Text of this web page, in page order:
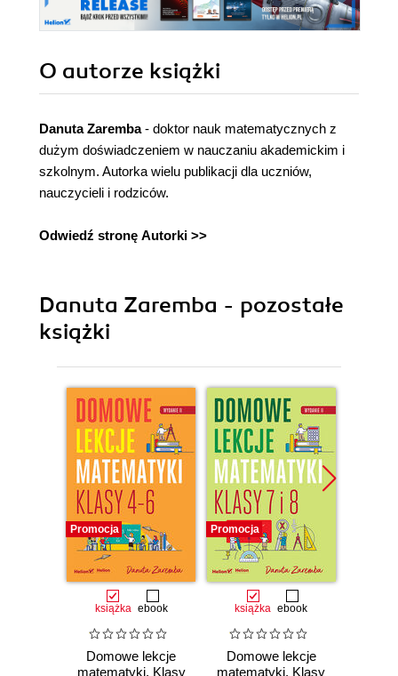
O autorze książki
Danuta Zaremba- doktor nauk matematycznych z
dużym doświadczeniem w nauczaniu akademickim i
szkolnym. Autorka wielu publikacji dla uczniów,
nauczycieli i rodziców.
Odwiedź stronę Autorki >>
Danuta Zaremba - pozostałe
książki
Promocja
książka ebook
Domowe lekcje
matematyki. Klasy
Promocja
książka ebook
Domowe lekcje
matematyki. Klasy